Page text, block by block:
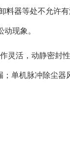
料器等处不允许
现象。
灵活，动静密封
单机脉冲除尘